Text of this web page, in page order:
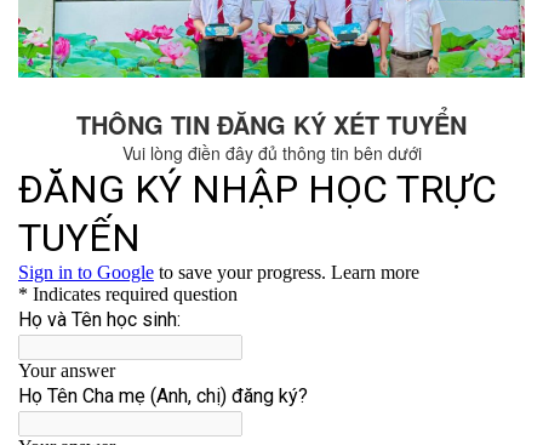
THÔNG TIN ĐĂNG KÝ XÉT TUYỂN
Vui lòng điền đây đủ thông tin bên dưới